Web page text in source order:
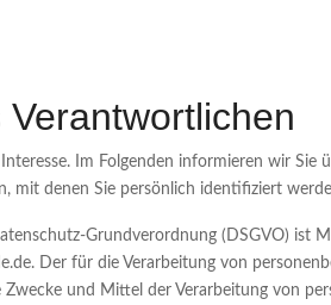
Im Folgenden informieren wir Sie
mit denen Sie persönlich identifiziert
Grundverordnung (DSGVO) ist
Der für die Verarbeitung von
und Mittel der Verarbeitung von